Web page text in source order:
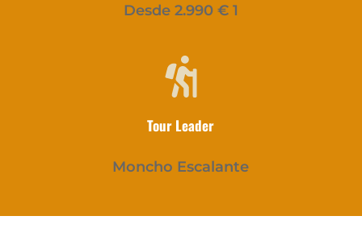
Desde 2.990 € 1
Tour Leader
Moncho Escalante